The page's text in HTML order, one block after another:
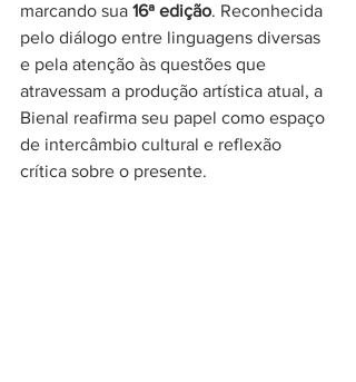
marcando sua 16ª edição. Reconhecida
pelo diálogo entre linguagens diversas
e pela atenção às questões que
atravessam a produção artística atual, a
Bienal reafirma seu papel como espaço
de intercâmbio cultural e reflexão
crítica sobre o presente.